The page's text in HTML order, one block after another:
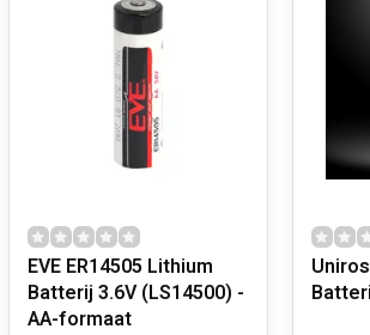
EVE ER14505 Lithium
Batterij 3.6V (LS14500) -
AA-formaat